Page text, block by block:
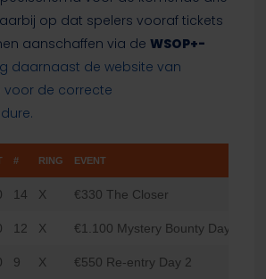
op dat spelers vooraf tickets
aanschaffen via de WSOP+-
daarnaast de website van
voor de correcte
# RING EVENT
14 X €330 The Closer
12 X €1.100 Mystery Bounty Day 2
9 X €550 Re-entry Day 2